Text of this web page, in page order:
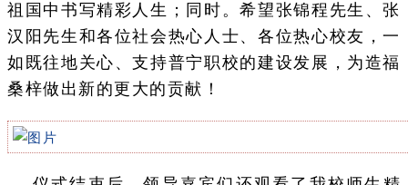
祖国中书写精彩人生；同时。希望张锦程先生、张
汉阳先生和各位社会热心人士、各位热心校友，一
如既往地关心、支持普宁职校的建设发展，为造福
桑梓做出新的更大的贡献！